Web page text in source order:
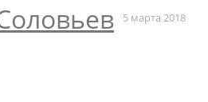
5 марта 2018